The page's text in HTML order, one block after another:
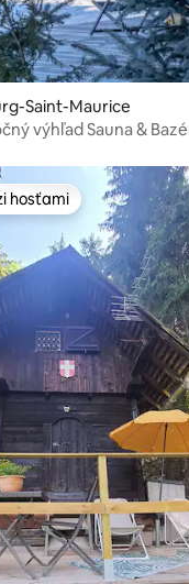
Saint-Maurice
Chata ***** Výnimočný výhľad Sauna
hosťami
hosťami